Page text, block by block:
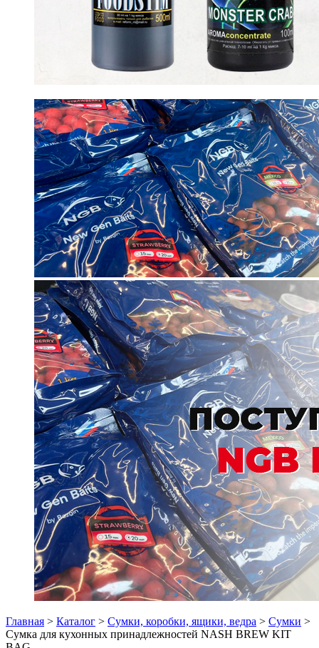
Главная > Каталог > Сумки, коробки, ящики, ведра > Сумки >
Сумка для кухонных принадлежностей NASH BREW KIT